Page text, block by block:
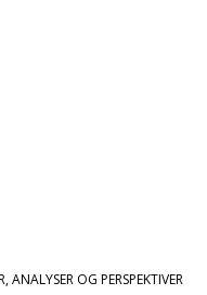
OG PERSPEKTIVER